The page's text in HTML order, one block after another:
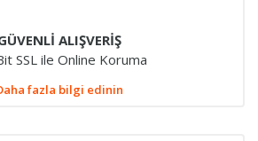
ALIŞVERİŞ
SSL ile Online Koruma
fazla bilgi edinin